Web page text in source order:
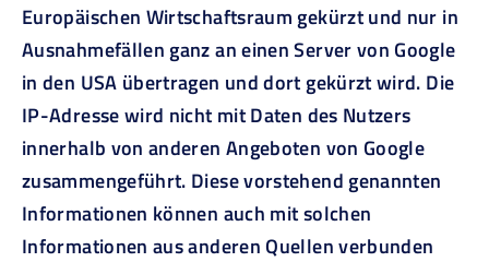
Europäischen Wirtschaftsraum gekürzt und nur in
Ausnahmefällen ganz an einen Server von Google
in den USA übertragen und dort gekürzt wird. Die
IP-Adresse wird nicht mit Daten des Nutzers
innerhalb von anderen Angeboten von Google
zusammengeführt. Diese vorstehend genannten
Informationen können auch mit solchen
Informationen aus anderen Quellen verbunden